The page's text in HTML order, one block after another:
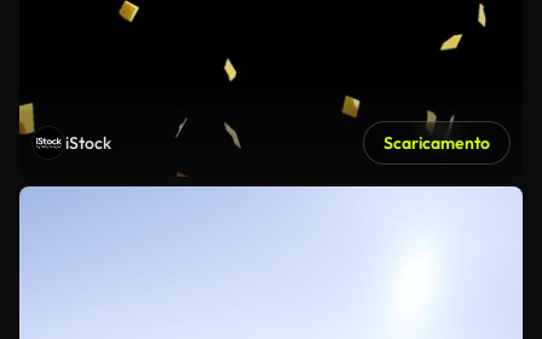
iStock Scaricamento